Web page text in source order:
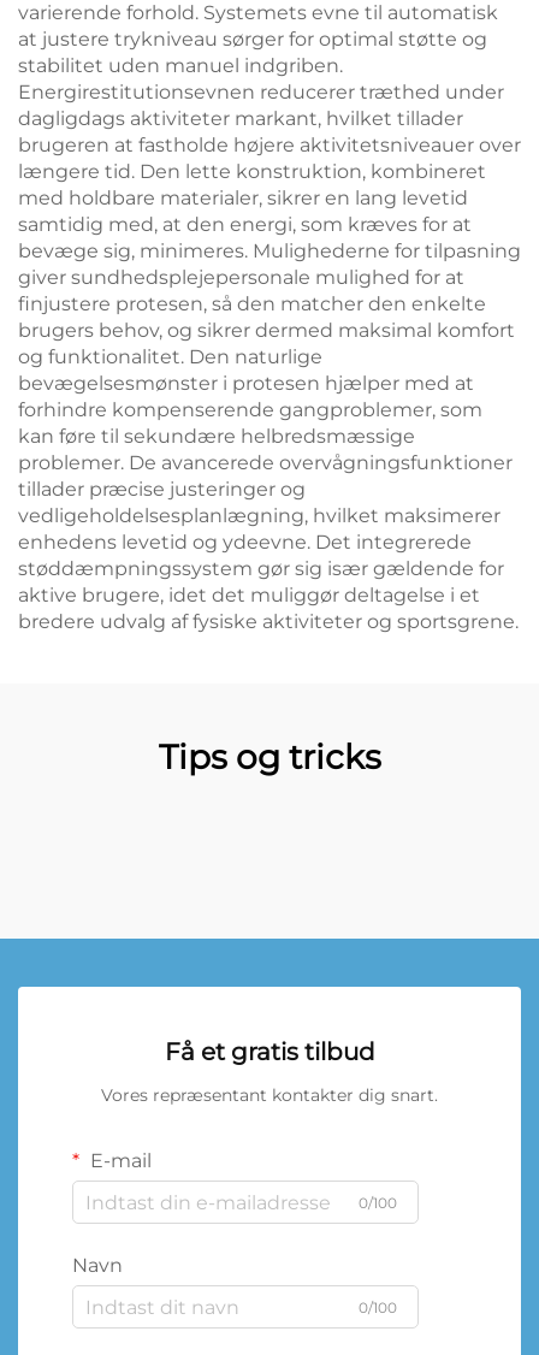
varierende forhold. Systemets evne til automatisk
at justere trykniveau sørger for optimal støtte og
stabilitet uden manuel indgriben.
Energirestitutionsevnen reducerer træthed under
dagligdags aktiviteter markant, hvilket tillader
brugeren at fastholde højere aktivitetsniveauer over
længere tid. Den lette konstruktion, kombineret
med holdbare materialer, sikrer en lang levetid
samtidig med, at den energi, som kræves for at
bevæge sig, minimeres. Mulighederne for tilpasning
giver sundhedsplejepersonale mulighed for at
finjustere protesen, så den matcher den enkelte
brugers behov, og sikrer dermed maksimal komfort
og funktionalitet. Den naturlige
bevægelsesmønster i protesen hjælper med at
forhindre kompenserende gangproblemer, som
kan føre til sekundære helbredsmæssige
problemer. De avancerede overvågningsfunktioner
tillader præcise justeringer og
vedligeholdelsesplanlægning, hvilket maksimerer
enhedens levetid og ydeevne. Det integrerede
støddæmpningssystem gør sig især gældende for
aktive brugere, idet det muliggør deltagelse i et
bredere udvalg af fysiske aktiviteter og sportsgrene.
Tips og tricks
Få et gratis tilbud
Vores repræsentant kontakter dig snart.
E-mail
0/100
Navn
0/100